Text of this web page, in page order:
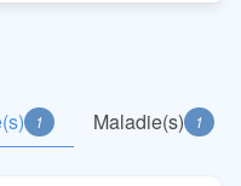
1 Maladie(s) 1